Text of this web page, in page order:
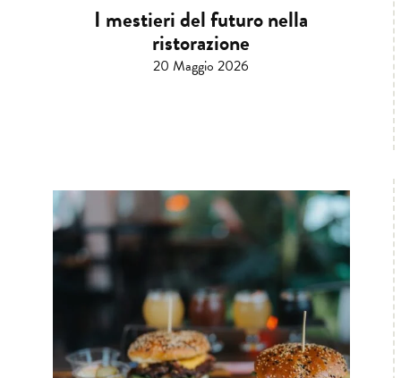
I mestieri del futuro nella
ristorazione
20 Maggio 2026